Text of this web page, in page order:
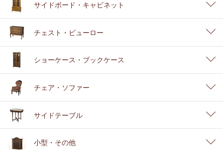
サイドボード・キャビネット
チェスト・ビューロー
ショーケース・ブックケース
チェア・ソファー
サイドテーブル
小型・その他